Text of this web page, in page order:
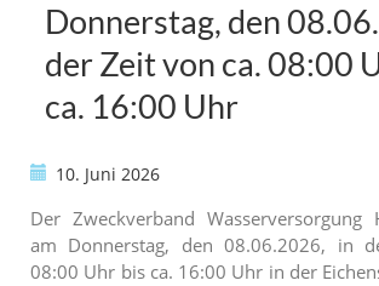
Donnerstag, den
der Zeit von ca. 08:00
ca. 16:00 Uhr
10. Juni 2026
Der Zweckverband Wasserversorgung
am Donnerstag, den 08.06.2026, in
08:00 Uhr bis ca. 16:00 Uhr in der